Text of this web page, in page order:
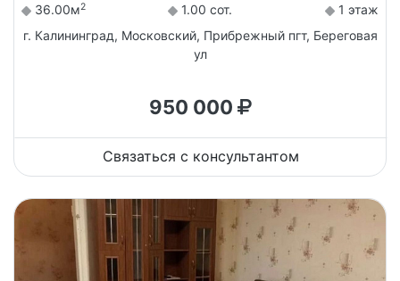
36.00м2 1.00 сот.
1 этаж
г. Калининград, Московский, Прибрежный пгт, Береговая
ул
950 000
Связаться с консультантом